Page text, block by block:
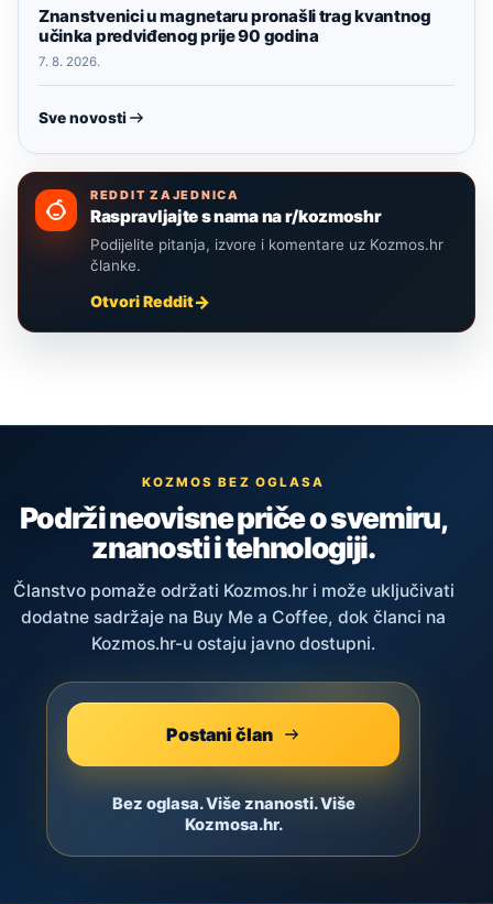
Znanstvenici u magnetaru pronašli trag kvantnog
učinka predviđenog prije 90 godina
7. 8. 2026.
Sve novosti
REDDIT ZAJEDNICA
Raspravljajte s nama na r/kozmoshr
Podijelite pitanja, izvore i komentare uz Kozmos.hr
članke.
Otvori Reddit
KOZMOS BEZ OGLASA
Podrži neovisne priče o svemiru,
znanosti i tehnologiji.
Članstvo pomaže održati Kozmos.hr i može uključivati
dodatne sadržaje na Buy Me a Coffee, dok članci na
Kozmos.hr-u ostaju javno dostupni.
Postani član
Bez oglasa. Više znanosti. Više
Kozmosa.hr.